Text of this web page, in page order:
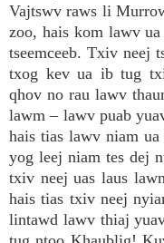
Vajtswv raws li
zoo, hais kom lawv
tseemceeb. Txiv neej
txog kev ua ib tug
qhov no rau lawv
lawm – lawv puab
hais tias lawv niam
yog leej niam tes dej
txiv neej uas laus
hais tias txiv neej
lintawd lawv thiaj